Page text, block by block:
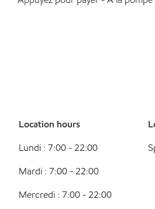
Location hours
Lundi : 7:00 - 22:00
Mardi : 7:00 - 22:00
Mercredi : 7:00 - 22:00